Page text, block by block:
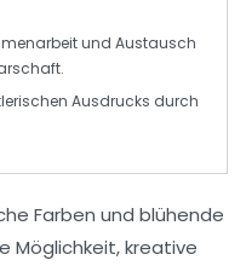
und Austausch
Ausdrucks durch
Farben und blühende
Möglichkeit, kreative